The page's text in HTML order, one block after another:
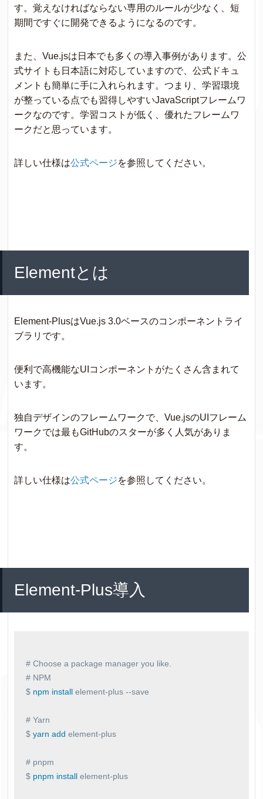
す。覚えなければならない専用のルールが少なく、短
期間ですぐに開発できるようになるのです。
また、Vue.jsは日本でも多くの導入事例があります。公
式サイトも日本語に対応していますので、公式ドキュ
メントも簡単に手に入れられます。つまり、学習環境
が整っている点でも習得しやすいJavaScriptフレームワ
ークなのです。学習コストが低く、優れたフレームワ
ークだと思っています。
詳しい仕様は公式ページを参照してください。
Elementとは
Element-PlusはVue.js 3.0ベースのコンポーネントライ
ブラリです。
便利で高機能なUIコンポーネントがたくさん含まれて
います。
独自デザインのフレームワークで、Vue.jsのUIフレーム
ワークでは最もGitHubのスターが多く人気がありま
す。
詳しい仕様は公式ページを参照してください。
Element-Plus導入
# NPM
$ npm install element-plus --save
# Yarn
$ yarn add element-plus
# pnpm
$ pnpm install